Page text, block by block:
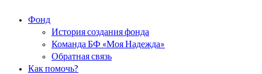
Фонд
История создания фонда
Команда БФ «Моя Надежда»
Обратная связь
Как помочь?